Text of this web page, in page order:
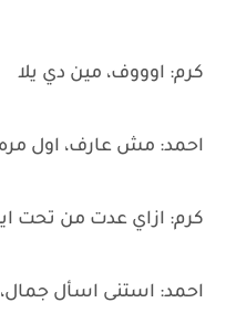
كرم: اوووف، مين دي يلا
احمد: مش عارف، اول
كرم: ازاي عدت من تحت
احمد: استنى اسأل جمال،